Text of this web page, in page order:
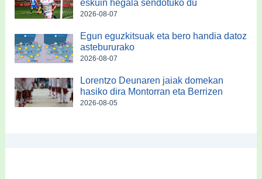
eskuin hegala sendotuko du
2026-08-07
Egun eguzkitsuak eta bero handia datoz
astebururako
2026-08-07
Lorentzo Deunaren jaiak domekan
hasiko dira Montorran eta Berrizen
2026-08-05